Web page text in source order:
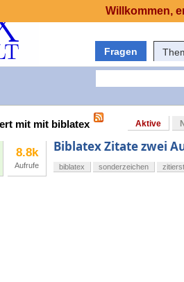
Fragen
mit mit biblatex Aktive
8.8k
Aufrufe
Biblatex Zitate zwei
biblatex sonderzeichen
Willkommen,